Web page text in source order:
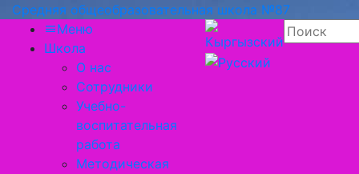
Средняя общеобразовательная школа №87
Меню
Школа
О нас
Сотрудники
Учебно-
воспитательная
работа
Методическая